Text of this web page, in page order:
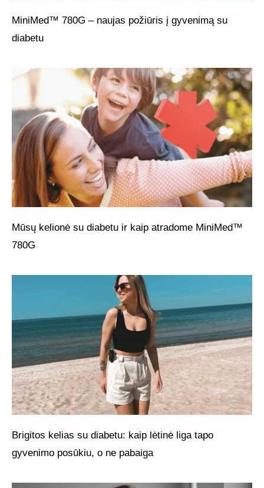
MiniMed™ 780G – naujas požiūris į gyvenimą su
diabetu
Mūsų kelionė su diabetu ir kaip atradome MiniMed™
780G
Brigitos kelias su diabetu: kaip lėtinė liga tapo
gyvenimo posūkiu, o ne pabaiga